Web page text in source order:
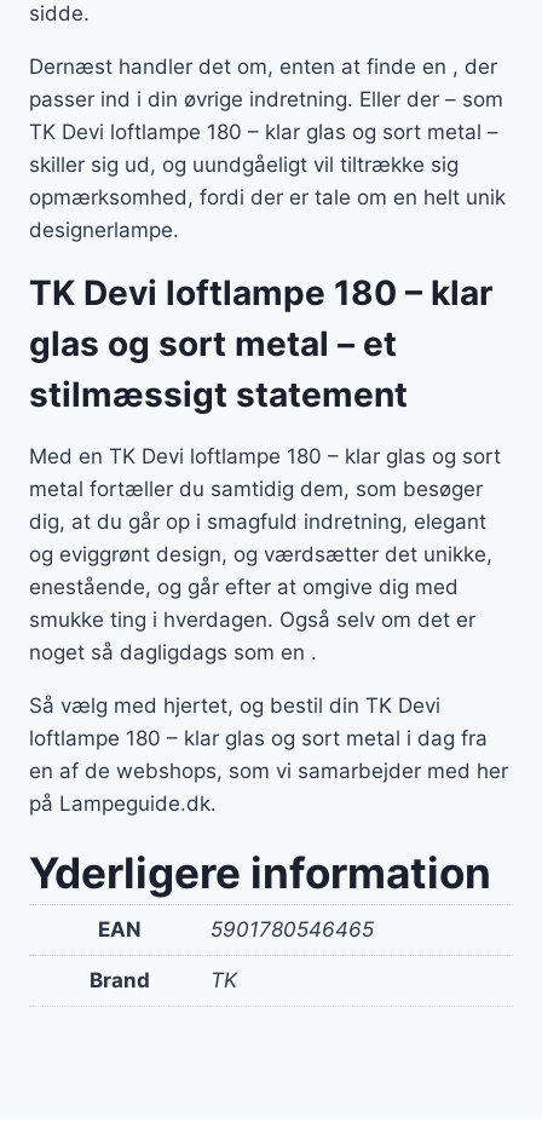
sidde.
Dernæst handler det om, enten at finde en , der
passer ind i din øvrige indretning. Eller der – som
TK Devi loftlampe 180 – klar glas og sort metal –
skiller sig ud, og uundgåeligt vil tiltrække sig
opmærksomhed, fordi der er tale om en helt unik
designerlampe.
TK Devi loftlampe 180 – klar
glas og sort metal – et
stilmæssigt statement
Med en TK Devi loftlampe 180 – klar glas og sort
metal fortæller du samtidig dem, som besøger
dig, at du går op i smagfuld indretning, elegant
og eviggrønt design, og værdsætter det unikke,
enestående, og går efter at omgive dig med
smukke ting i hverdagen. Også selv om det er
noget så dagligdags som en .
Så vælg med hjertet, og bestil din TK Devi
loftlampe 180 – klar glas og sort metal i dag fra
en af de webshops, som vi samarbejder med her
på Lampeguide.dk.
Yderligere information
EAN 5901780546465
Brand TK